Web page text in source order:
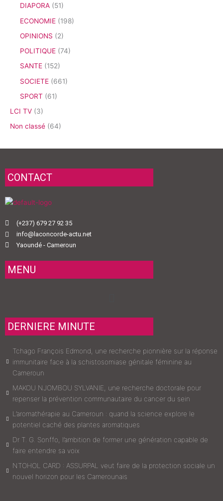
DIAPORA (51)
ECONOMIE (198)
OPINIONS (2)
POLITIQUE (74)
SANTE (152)
SOCIETE (661)
SPORT (61)
LCI TV (3)
Non classé (64)
CONTACT
(+237) 679 27 92 35
info@laconcorde-actu.net
Yaoundé - Cameroun
MENU
DERNIERE MINUTE
Tchago François Edmond, une recherche pionnière sur la réponse
immunitaire face à la schistosomiase génitale féminine au
Cameroun
MAKOU NJOMBOU SYLVANIE, une recherche doctorale pour
repenser la prévention communautaire du cancer du sein
L’aromathérapie au Cameroun : quand la science explore le
potentiel caché des plantes aromatiques
Dr T. G. Sonffo, l’ambition de former une génération capable de
faire entendre sa voix
NTOHOL CARD : ASSURPAL veut faire de la protection sociale un
nouvel horizon pour les Camerounais